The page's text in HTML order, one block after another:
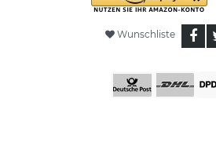
Wunschliste